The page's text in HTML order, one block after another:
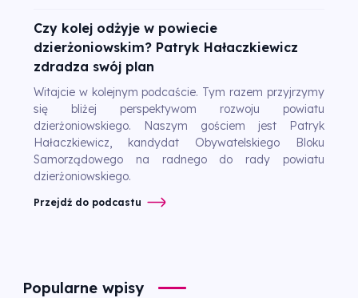
Czy kolej odżyje w powiecie
dzierżoniowskim? Patryk Hałaczkiewicz
zdradza swój plan
Witajcie w kolejnym podcaście. Tym razem przyjrzymy
się bliżej perspektywom rozwoju powiatu
dzierżoniowskiego. Naszym gościem jest Patryk
Hałaczkiewicz, kandydat Obywatelskiego Bloku
Samorządowego na radnego do rady powiatu
dzierżoniowskiego.
Przejdź do podcastu
Popularne wpisy